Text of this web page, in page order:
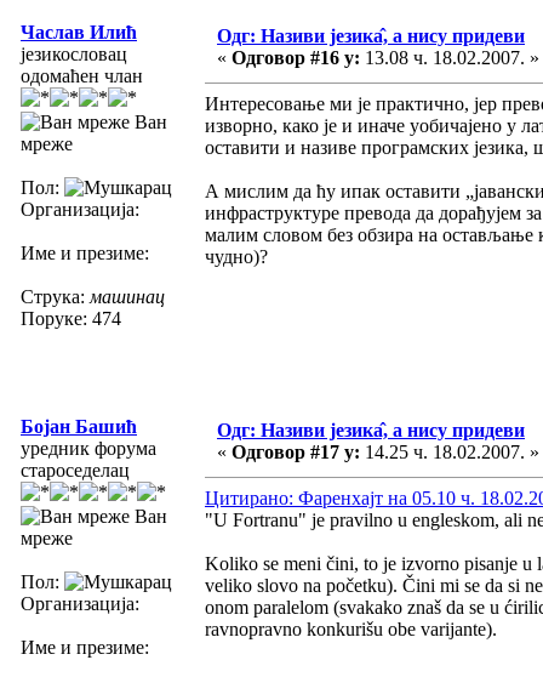
Часлав Илић
језикословац
одомаћен члан
Ван
мреже
Пол:
Организација:
Име и презиме:
Струка: машинац
Поруке: 474
Одг: Називи језика̂, а нису придеви
« Одговор #16 у: 13.08 ч. 18.02.2007. »
Интересовање ми је практично, јер
изворно, како је и иначе уобичајено у
оставити и називе програмских
А мислим да ћу ипак оставити
инфраструктуре превода да дорађујем
малим словом без обзира на
чудно)?
Бојан Башић
уредник форума
староседелац
Ван
мреже
Пол:
Организација:
Име и презиме:
Одг: Називи језика̂, а нису придеви
« Одговор #17 у: 14.25 ч. 18.02.2007. »
Цитирано: Фаренхајт на 05.10 ч.
"U Fortranu" je pravilno u engleskom, ali
Koliko se meni čini, to je izvorno pisanje u
veliko slovo na početku). Čini mi se da si
onom paralelom (svakako znaš da se u
ravnopravno konkurišu obe varijante).